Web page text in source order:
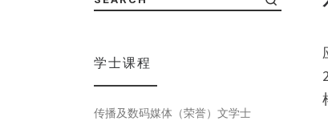
学士课程
传播及数码媒体（荣誉）文学士